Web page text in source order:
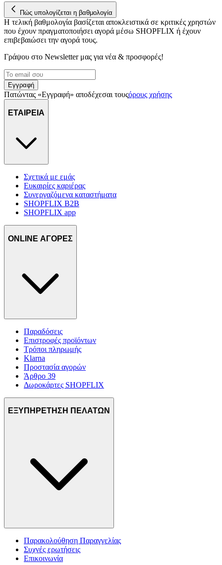
Πώς υπολογίζεται η βαθμολογία
Η τελική βαθμολογία βασίζεται αποκλειστικά σε κριτικές χρηστών
που έχουν πραγματοποιήσει αγορά μέσω SHOPFLIX ή έχουν
επιβεβαιώσει την αγορά τους.
Γράψου στο Νewsletter μας για νέα & προσφορές!
Εγγραφή
Πατώντας «Εγγραφή» αποδέχεσαι τουςόρους χρήσης
ΕΤΑΙΡΕΙΑ
Σχετικά με εμάς
Ευκαιρίες καριέρας
Συνεργαζόμενα καταστήματα
SHOPFLIX B2B
SHOPFLIX app
ONLINE ΑΓΟΡΕΣ
Παραδόσεις
Επιστροφές προϊόντων
Τρόποι πληρωμής
Klarna
Προστασία αγορών
Άρθρο 39
Δωροκάρτες SHOPFLIX
ΕΞΥΠΗΡΕΤΗΣΗ ΠΕΛΑΤΩΝ
Παρακολούθηση Παραγγελίας
Συχνές ερωτήσεις
Επικοινωνία